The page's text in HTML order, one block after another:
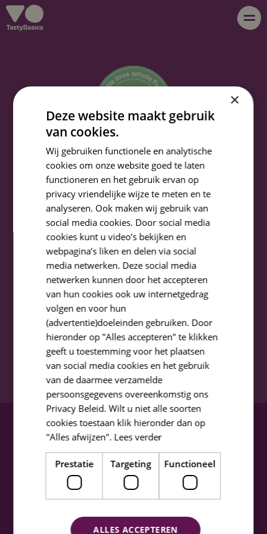
whole foods
about us
products
recipes
blog
contact
we love whole foods
Do you also think TastyBasics iswithout more the
tastiest? Read more about our products, whole
foods, super tasty recipes and health tips in our
newsletter.
Subscribe
tastybasics is ready
for you!
If you have any questions about our
related to food and nutrients, let us
×
Deze website maakt gebruik
van cookies.
Wij gebruiken functionele en analytische
cookies om onze website goed te laten
functioneren en het gebruik ervan op
privacy vriendelijke wijze te meten en te
analyseren. Ook maken wij gebruik van
social media cookies. Door social media
cookies kunt u video’s bekijken en
webpagina’s liken en delen via social
media netwerken. Deze social media
netwerken kunnen door het accepteren
van hun cookies ook uw internetgedrag
volgen en voor hun
(advertentie)doeleinden gebruiken. Door
hieronder op "Alles accepteren" te klikken
geeft u toestemming voor het plaatsen
van social media cookies en het gebruik
van de daarmee verzamelde
persoonsgegevens overeenkomstig ons
Privacy Beleid. Wilt u niet alle soorten
cookies toestaan klik hieronder dan op
"Alles afwijzen". Lees verder
Prestatie Targeting Functioneel
ALLES ACCEPTEREN